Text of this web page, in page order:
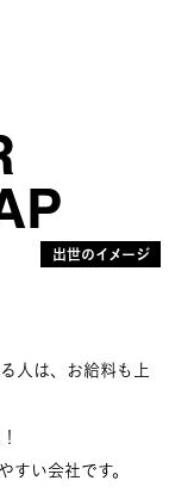
出世のイメージ
人は、お給料も上
すい会社です。